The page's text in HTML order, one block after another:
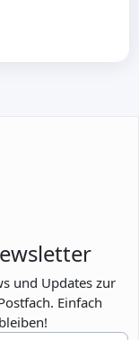
und Updates zur
Einfach